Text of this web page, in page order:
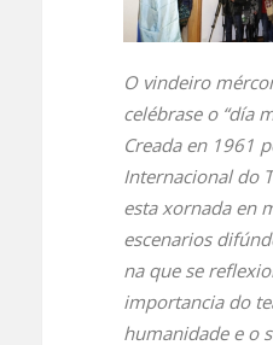
O vindeiro
celébrase o “día
Creada en 1961
Internacional do
esta xornada en
escenarios
na que se
importancia do
humanidade e o